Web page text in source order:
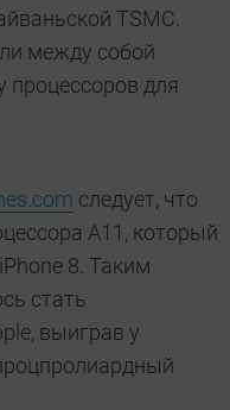
TSMC.
между собой
процессоров для
следует, что
А11, который
8. Таким
стать
выиграв у